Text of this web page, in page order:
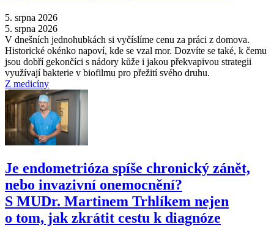
5. srpna 2026
5. srpna 2026
V dnešních jednohubkách si vyčíslíme cenu za práci z domova.
Historické okénko napoví, kde se vzal mor. Dozvíte se také, k čemu
jsou dobří gekončíci s nádory kůže i jakou překvapivou strategii
využívají bakterie v biofilmu pro přežití svého druhu.
Z medicíny
Je endometrióza spíše chronický zánět,
nebo invazivní onemocnění?
S MUDr. Martinem Trhlíkem nejen
o tom, jak zkrátit cestu k diagnóze